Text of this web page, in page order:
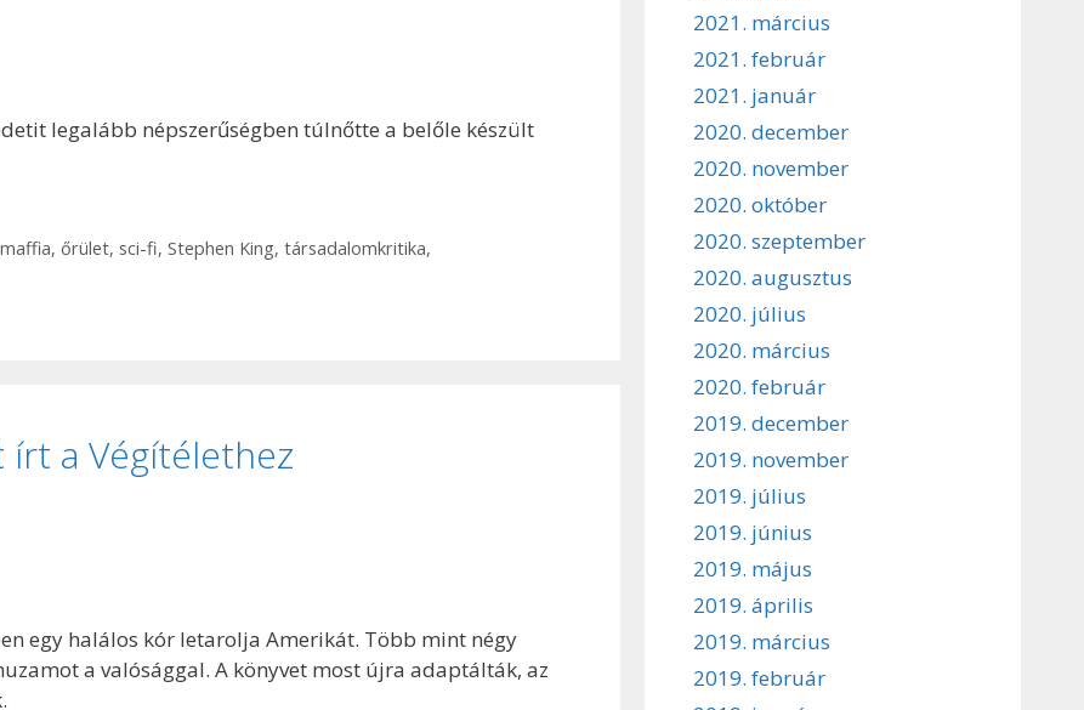
legalább népszerűségben túlnőtte a belőle készült
maffia, őrület, sci-fi, Stephen King, társadalomkritika,
írt a Végítélethez
egy halálos kór letarolja Amerikát. Több mint négy
a valósággal. A könyvet most újra adaptálták, az
2021. március
2021. február
2021. január
2020. december
2020. november
2020. október
2020. szeptember
2020. augusztus
2020. július
2020. március
2020. február
2019. december
2019. november
2019. július
2019. június
2019. május
2019. április
2019. március
2019. február